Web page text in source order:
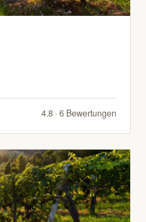
4.8 · 6 Bewertungen